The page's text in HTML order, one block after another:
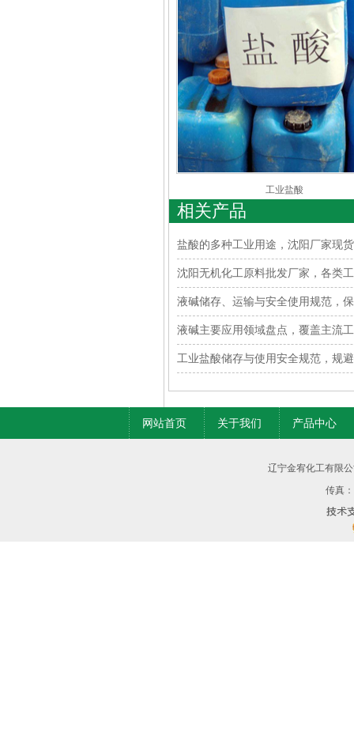
工业盐酸
相关产品
盐酸的多种工业用途，沈阳厂家现
沈阳无机化工原料批发厂家，各类
液碱储存、运输与安全使用规范，
液碱主要应用领域盘点，覆盖主流
工业盐酸储存与使用安全规范，规
网站首页 关于我们 产品中心
辽宁金宥化工有限
传真